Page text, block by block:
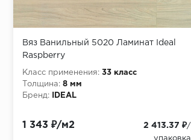
Вяз Ванильный 5020 Ламинат Ideal
Raspberry
Класс применения: 33 класс
Толщина: 8 мм
Бренд:
IDEAL
1 343 ₽/м2 2 413.37 ₽/
упаковка